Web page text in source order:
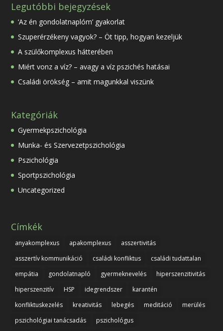
Legutóbbi bejegyzések
‘Az én gondolatnaplóm’ gyakorlat
Szuperérzékeny vagyok? – Öt tipp, hogyan kezeljük
A szülőkomplexus hátterében
Miért vonz a víz? – avagy a víz pszichés hatásai
Családi örökség – amit magunkkal viszünk
Kategóriák
Gyermekpszichológia
Munka- és Szervezetpszichológia
Pszichológia
Sportpszichológia
Uncategorized
Címkék
anyakomplexus apakomplexus
asszertivitás
asszertív kommunikáció
családi konfliktus
családi tudattalan
empátia
gondolatnapló gyermeknevelés
hiperszenzitivitás
hiperszenzitív
HSP idegrendszer
karantén
konfliktuskezelés
kreativitás lebegés meditáció
merülés
pszichológiai tanácsadás
pszichológus